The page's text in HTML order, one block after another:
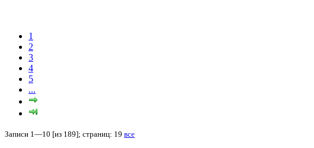
1
2
3
4
5
...
Записи 1—10 [из 189]; страниц: 19 все